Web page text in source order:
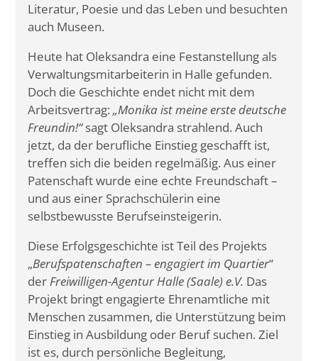
Literatur, Poesie und das Leben und besuchten
auch Museen.
Heute hat Oleksandra eine Festanstellung als
Verwaltungsmitarbeiterin in Halle gefunden.
Doch die Geschichte endet nicht mit dem
Arbeitsvertrag:„Monika ist meine erste deutsche
Freundin!“sagt Oleksandra strahlend. Auch
jetzt, da der berufliche Einstieg geschafft ist,
treffen sich die beiden regelmäßig. Aus einer
Patenschaft wurde eine echte Freundschaft –
und aus einer Sprachschülerin eine
selbstbewusste Berufseinsteigerin.
Diese Erfolgsgeschichte ist Teil des Projekts
„Berufspatenschaften – engagiert im Quartier“
derFreiwilligen-Agentur Halle (Saale) e.V. Das
Projekt bringt engagierte Ehrenamtliche mit
Menschen zusammen, die Unterstützung beim
Einstieg in Ausbildung oder Beruf suchen. Ziel
ist es, durch persönliche Begleitung,